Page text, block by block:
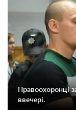
Правоохоронці
ввечері.